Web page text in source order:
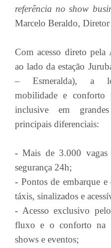
referência no show
Marcelo Beraldo,
Com acesso direto pela
ao lado da estação
– Esmeralda), a
mobilidade e conforto
inclusive em
principais diferenciais:
-Mais de 3.000 vagas
segurança 24h;
- Pontos de embarque e
táxis, sinalizados e
- Acesso exclusivo
fluxo e o conforto na
shows e eventos;